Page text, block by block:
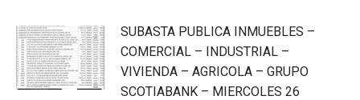
SUBASTA PUBLICA INMUEBLES –
COMERCIAL – INDUSTRIAL –
VIVIENDA – AGRICOLA – GRUPO
SCOTIABANK – MIERCOLES 26